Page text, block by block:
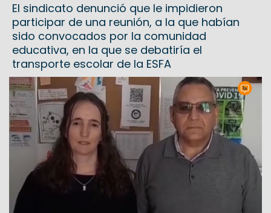
El sindicato denunció que le impidieron
participar de una reunión, a la que habían
sido convocados por la comunidad
educativa, en la que se debatiría el
transporte escolar de la ESFA